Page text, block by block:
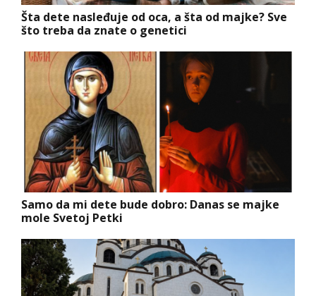
Šta dete nasleđuje od oca, a šta od majke? Sve
što treba da znate o genetici
Samo da mi dete bude dobro: Danas se majke
mole Svetoj Petki